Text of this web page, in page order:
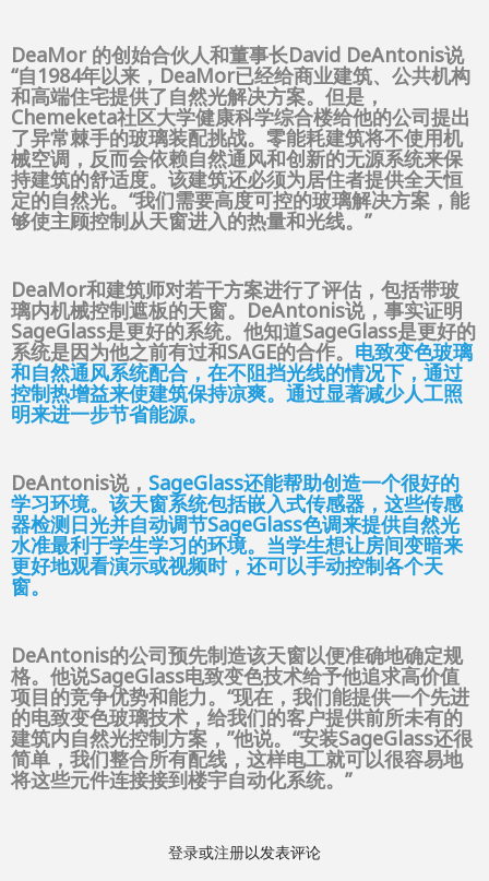
DeaMor 的创始合伙人和董事长David DeAntonis说
“自1984年以来，DeaMor已经给商业建筑、公共机构
和高端住宅提供了自然光解决方案。但是，
Chemeketa社区大学健康科学综合楼给他的公司提出
了异常棘手的玻璃装配挑战。零能耗建筑将不使用机
械空调，反而会依赖自然通风和创新的无源系统来保
持建筑的舒适度。该建筑还必须为居住者提供全天恒
定的自然光。“我们需要高度可控的玻璃解决方案，能
够使主顾控制从天窗进入的热量和光线。”
DeaMor和建筑师对若干方案进行了评估，包括带玻
璃内机械控制遮板的天窗。DeAntonis说，事实证明
SageGlass是更好的系统。他知道SageGlass是更好的
系统是因为他之前有过和SAGE的合作。 电致变色玻璃
和自然通风系统配合，在不阻挡光线的情况下，通过
控制热增益来使建筑保持凉爽。通过显著减少人工照
明来进一步节省能源。
DeAntonis说， SageGlass还能帮助创造一个很好的
学习环境。该天窗系统包括嵌入式传感器，这些传感
器检测日光并自动调节SageGlass色调来提供自然光
水准最利于学生学习的环境。当学生想让房间变暗来
更好地观看演示或视频时，还可以手动控制各个天
窗。
DeAntonis的公司预先制造该天窗以便准确地确定规
格。他说SageGlass电致变色技术给予他追求高价值
项目的竞争优势和能力。“现在，我们能提供一个先进
的电致变色玻璃技术，给我们的客户提供前所未有的
建筑内自然光控制方案，”他说。“安装SageGlass还很
简单，我们整合所有配线，这样电工就可以很容易地
将这些元件连接接到楼宇自动化系统。”
登录或注册以发表评论